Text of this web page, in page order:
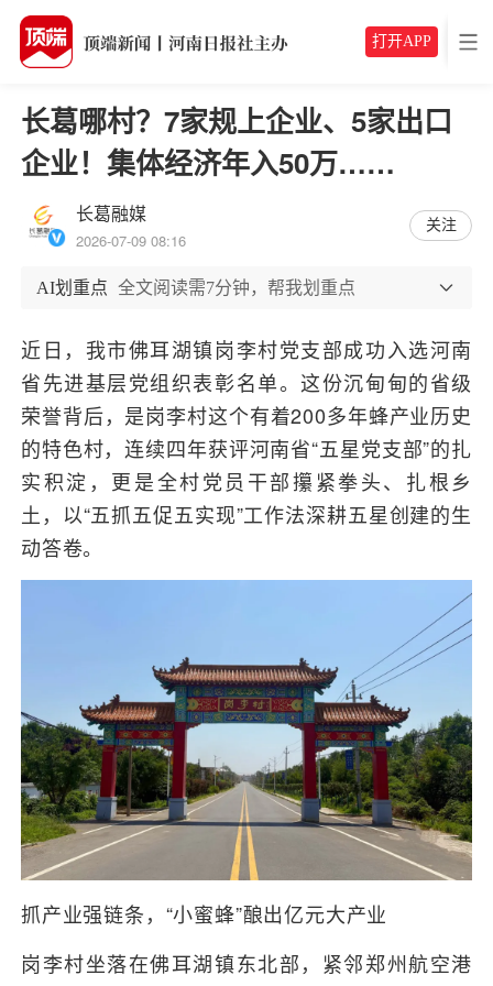
打开APP
长葛哪村？7家规上企业、5家出口
企业！集体经济年入50万……
长葛融媒
2026-07-09 08:16
关注
AI划重点 全文阅读需7分钟，帮我划重点
近日，我市佛耳湖镇岗李村党支部成功入选河南
省先进基层党组织表彰名单。这份沉甸甸的省级
荣誉背后，是岗李村这个有着200多年蜂产业历史
的特色村，连续四年获评河南省“五星党支部”的扎
实积淀，更是全村党员干部攥紧拳头、扎根乡
土，以“五抓五促五实现”工作法深耕五星创建的生
动答卷。
抓产业强链条，“小蜜蜂”酿出亿元大产业
岗李村坐落在佛耳湖镇东北部，紧邻郑州航空港